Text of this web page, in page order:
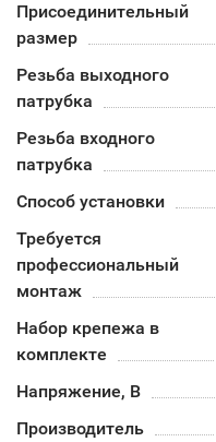
Присоединительный
размер
Резьба выходного
патрубка
Резьба входного
патрубка
Способ установки
Требуется
профессиональный
монтаж
Набор крепежа в
комплекте
Напряжение, В
Производитель